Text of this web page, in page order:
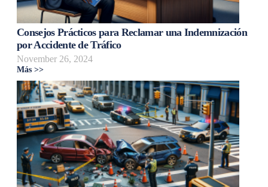
Consejos Prácticos para Reclamar una Indemnización
por Accidente de Tráfico
November 26, 2024
Más >>